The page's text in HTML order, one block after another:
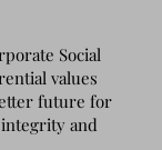
Social
values
future for
and